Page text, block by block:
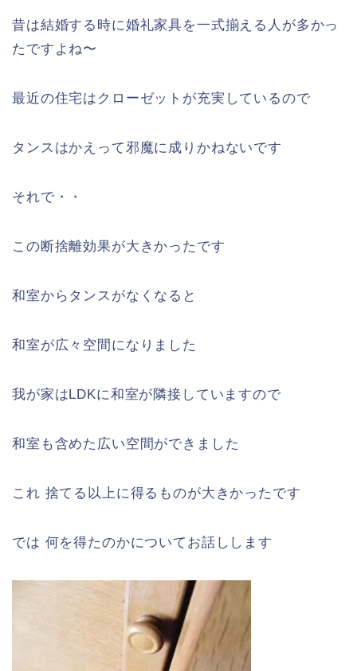
昔は結婚する時に婚礼家具を一式揃える人が多かっ
たですよね〜
最近の住宅はクローゼットが充実しているので
タンスはかえって邪魔に成りかねないです
それで・・
この断捨離効果が大きかったです
和室からタンスがなくなると
和室が広々空間になりました
我が家はLDKに和室が隣接していますので
和室も含めた広い空間ができました
これ 捨てる以上に得るものが大きかったです
では 何を得たのかについてお話しします